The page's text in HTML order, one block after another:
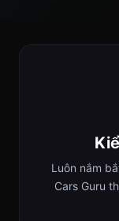
Luôn nắm
Cars Guru